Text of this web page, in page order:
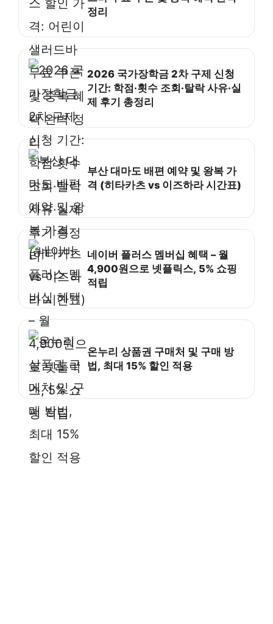
정리
2026 국가장학금 2차 구제 신청
기간: 학점·횟수 조회·탈락 사유·실
제 후기 총정리
부산 대마도 배편 예약 및 왕복 가
격 (히타카츠 vs 이즈하라 시간표)
네이버 플러스 멤버십 혜택 – 월
4,900원으로 넷플릭스, 5% 쇼핑
적립
온누리 상품권 구매처 및 구매 방
법, 최대 15% 할인 적용